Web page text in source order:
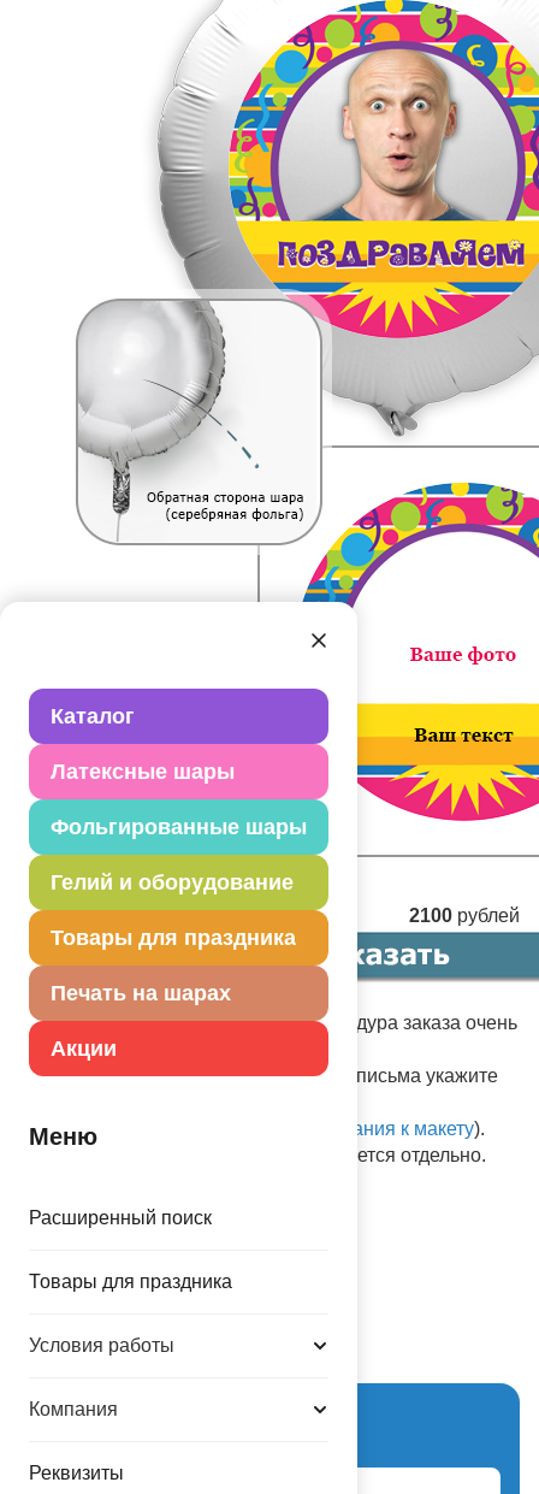
Каталог
Латексные шары
Фольгированные шары
Гелий и оборудование
Товары для праздника
Печать на шарах
Акции
Меню
Расширенный поиск
Товары для праздника
Условия работы
Компания
Реквизиты
2100 рублей
Срок изготовления - 3 минуты. Процедура заказа очень
проста:
в один кликprint@balloons.ru, в теме письма укажите
прикрепите изображение (см.
требования к макету).
Услуга надува шара гелием оплачивается отдельно.
Схема проезда
Вход для партнеров